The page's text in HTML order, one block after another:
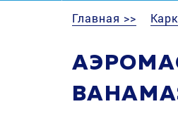
Главная >>